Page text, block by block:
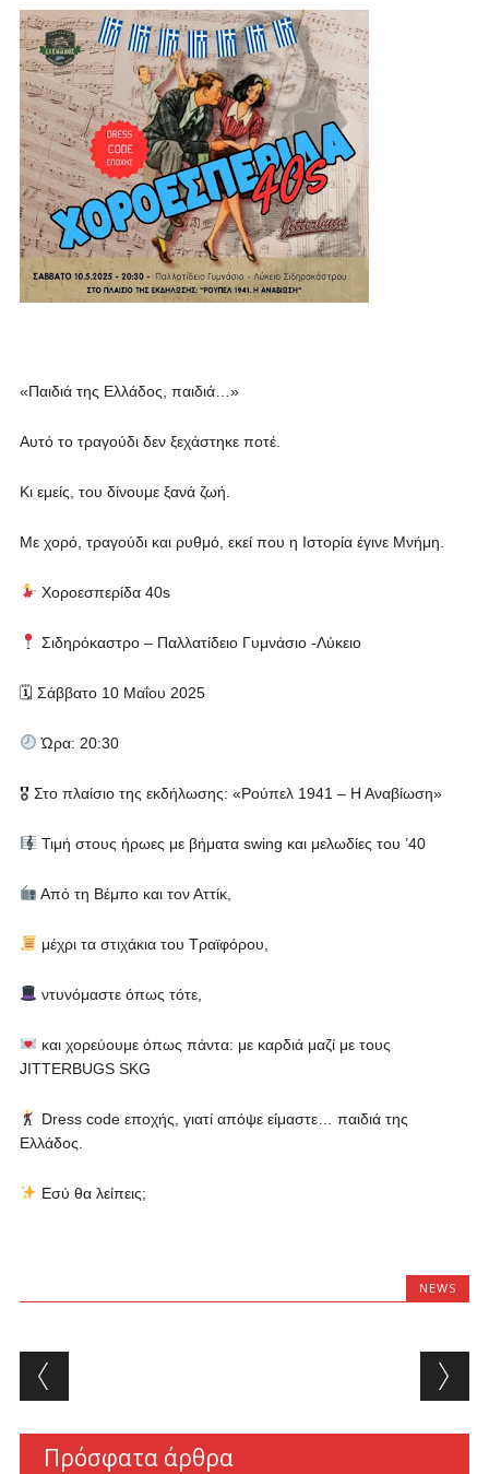
«Παιδιά της Ελλάδος, παιδιά…»
Αυτό το τραγούδι δεν ξεχάστηκε ποτέ.
Κι εμείς, του δίνουμε ξανά ζωή.
Με χορό, τραγούδι και ρυθμό, εκεί που η Ιστορία έγινε Μνήμη.
Χοροεσπερίδα 40s
Σιδηρόκαστρο – Παλλατίδειο Γυμνάσιο -Λύκειο
🗓 Σάββατο 10 Μαΐου 2025
Ώρα: 20:30
🎖 Στο πλαίσιο της εκδήλωσης: «Ρούπελ 1941 – Η Αναβίωση»
Τιμή στους ήρωες με βήματα swing και μελωδίες του ’40
Από τη Βέμπο και τον Αττίκ,
μέχρι τα στιχάκια του Τραϊφόρου,
ντυνόμαστε όπως τότε,
και χορεύουμε όπως πάντα: με καρδιά μαζί με τους
JITTERBUGS SKG
Dress code εποχής, γιατί απόψε είμαστε… παιδιά της
Ελλάδος.
Εσύ θα λείπεις;
NEWS
Post navigation
Πρόσφατα άρθρα